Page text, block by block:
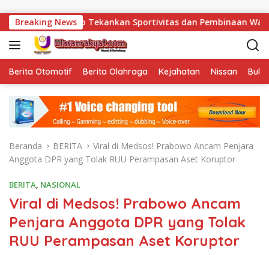
Breaking News
Tekankan Sportivitas dan Pembinaan Warga Binaan.
Berita Otomotif Berita Olahraga Kejahatan Nissan
Beranda BERITA
Viral di Medsos! Prabowo Ancam Penjara
Anggota DPR yang Tolak RUU Perampasan Aset Koruptor
BERITA, NASIONAL
Viral di Medsos! Prabowo Ancam
Penjara Anggota DPR yang Tolak
RUU Perampasan Aset Koruptor